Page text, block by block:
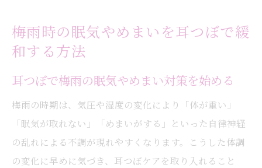
梅雨時の眠気やめまいを耳つぼで緩
和する方法
耳つぼで梅雨の眠気やめまい対策を始める
梅雨の時期は、気圧や湿度の変化により「体が重い」
「眠気が取れない」「めまいがする」といった自律神経
の乱れによる不調が現れやすくなります。こうした体調
の変化に早めに気づき、耳つぼケアを取り入れること